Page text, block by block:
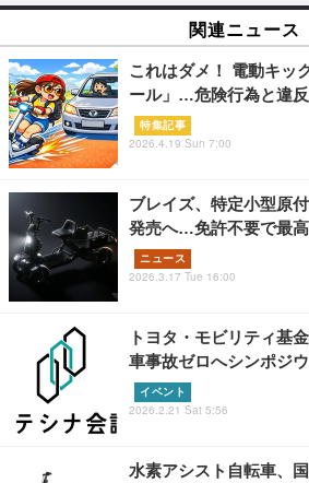
関連ニュース
これはダメ！ 電動キッ
ール」…危険行為と違
特集記事
2026.4.19 Sun 7:00
ブレイズ、特定小型原
発売へ…免許不要で最
ニュース
2026.3.17 Tue 16:00
トヨタ・モビリティ基
車事故ゼロへシンポジ
イベント
2026.2.21 Sat 5:56
水素アシスト自転車、